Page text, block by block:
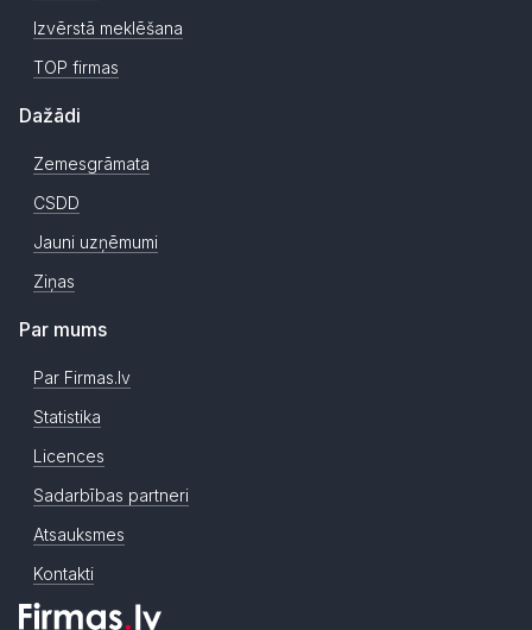
Izvērstā meklēšana
TOP firmas
Dažādi
Zemesgrāmata
CSDD
Jauni uzņēmumi
Ziņas
Par mums
Par Firmas.lv
Statistika
Licences
Sadarbības partneri
Atsauksmes
Kontakti